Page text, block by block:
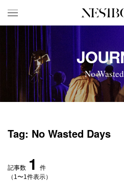
HOME
求
新
インタビュー
ニュース＆イベント
データ
No
Tag: No Wasted Days
記事数 1
件
（1〜1件表示）